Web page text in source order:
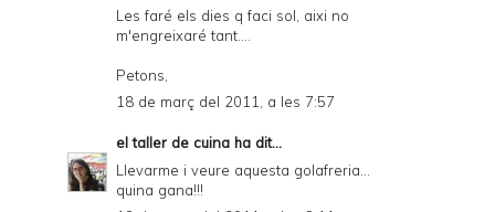
Les faré els dies q faci sol, aixi no
m'engreixaré tant....
Petons,
18 de març del 2011, a les 7:57
el taller de cuina ha dit...
Llevarme i veure aquesta golafreria...
quina gana!!!